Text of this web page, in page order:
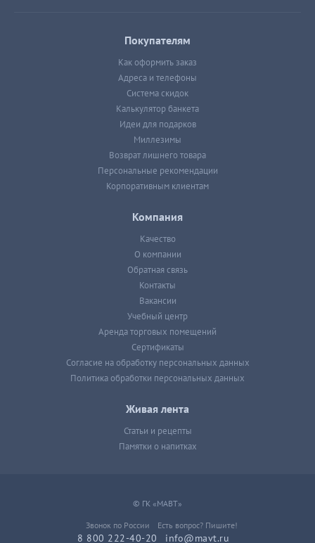
Покупателям
Как оформить заказ
Адреса и телефоны
Система скидок
Калькулятор банкета
Идеи для подарков
Миллезимы
Возврат лишнего товара
Персональные рекомендации
Корпоративным клиентам
Компания
Качество
О компании
Обратная связь
Контакты
Вакансии
Учебный центр
Аренда торговых помещений
Сертификаты
Согласие на обработку персональных данных
Политика обработки персональных данных
Живая лента
Статьи и рецепты
Памятки о напитках
© ГК «МАВТ»
Звонок по России
8 800 222-40-20
Есть вопрос? Пишите!
info@mavt.ru